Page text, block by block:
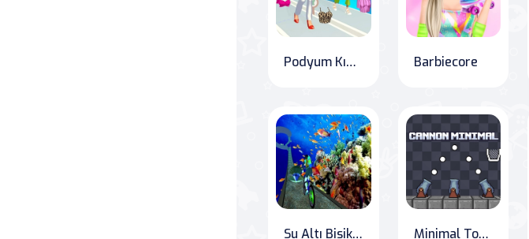
Podyum Kızı Meydan Okuma Barbiecore
Su Altı Bisikleti Zorlu Parkur Minimal Top,Cannon Minimal çok eğlenceli ve zorlu bir oyundur. 20 bölüm ile geliştirilen bu oyunda hedefiniz sadece topu sepete atmak.,Oyun içi talimatları takip edin. oyuntak.com adresinde oyna!